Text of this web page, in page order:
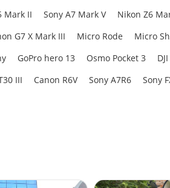
Mark II Sony A7 Mark V Nikon Z6
G7 X Mark III Micro Rode Micro
GoPro hero 13 Osmo Pocket 3
III Canon R6V Sony A7R6 Sony